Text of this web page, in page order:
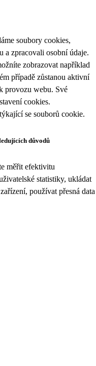
soubory cookies,
a zpracovali osobní údaje.
zobrazovat například
případě zůstanou aktivní
provozu webu. Své
cookies.
se souborů cookie.
důvodů
měřit efektivitu
statistiky, ukládat
používat přesná data